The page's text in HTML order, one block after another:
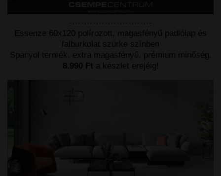
----------------------------
Essenze 60x120 polírozott, magasfényű padlólap és
falburkolat szürke színben
Spanyol termék, extra magasfényű, prémium minőség.
8.990 Ft a készlet erejéig!